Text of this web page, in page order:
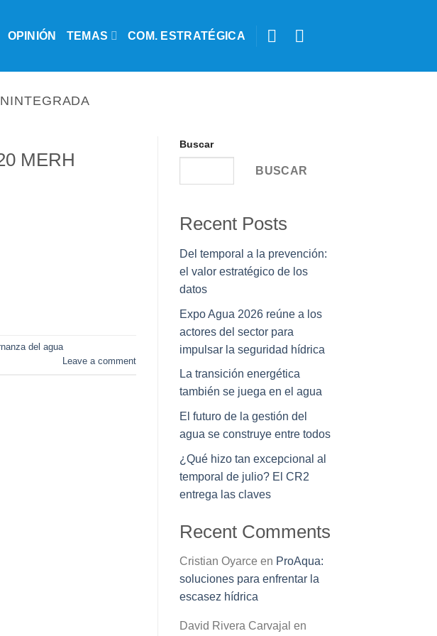
OPINIÓN TEMAS COM. ESTRATÉGICA
MERH
del agua
Leave a comment
Buscar
BUSCAR
Recent Posts
Del temporal a la prevención:
el valor estratégico de los
datos
Expo Agua 2026 reúne a los
actores del sector para
impulsar la seguridad hídrica
La transición energética
también se juega en el agua
El futuro de la gestión del
agua se construye entre todos
¿Qué hizo tan excepcional al
temporal de julio? El CR2
entrega las claves
Recent Comments
Cristian Oyarce en ProAqua:
soluciones para enfrentar la
escasez hídrica
David Rivera Carvajal en